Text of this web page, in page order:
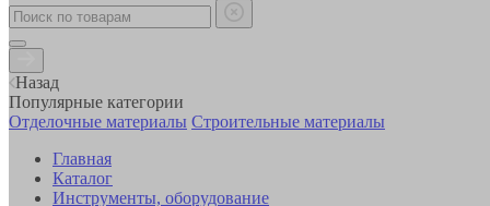
Назад
Популярные категории
Отделочные материалы Строительные материалы
Главная
Каталог
Инструменты, оборудование